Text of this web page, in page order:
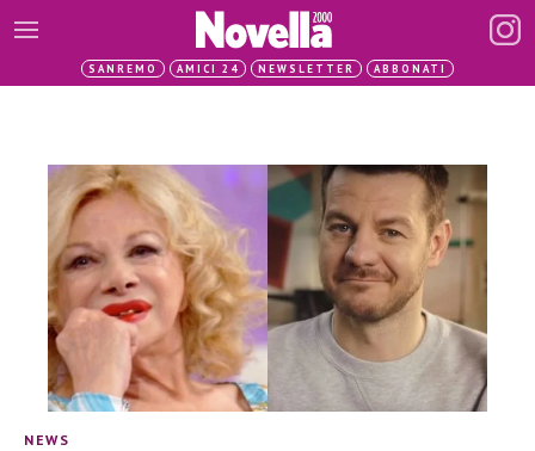
SANREMO AMICI 24 NEWSLETTER ABBONATI
NEWS